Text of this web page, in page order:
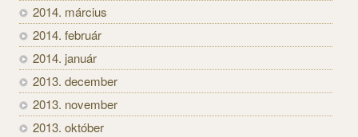
2014. március
2014. február
2014. január
2013. december
2013. november
2013. október